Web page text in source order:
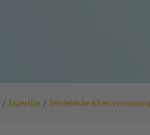
Expertise Betriebliche